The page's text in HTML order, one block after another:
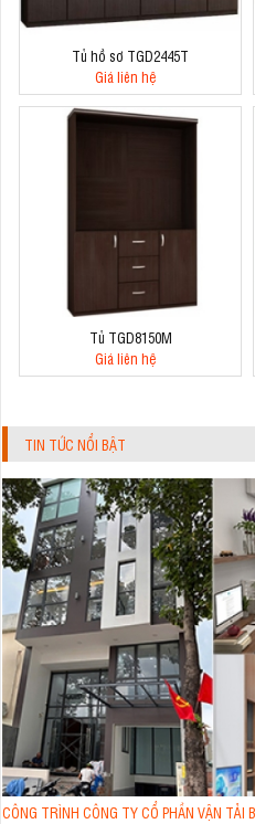
Tủ hồ sơ TGD2445T
Giá liên hệ
Tủ TGD8150M
Giá liên hệ
TIN TỨC NỔI BẬT
CÔNG TRÌNH CÔNG TY CỔ PHẦN VẬN TẢI